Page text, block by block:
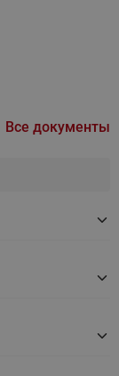
Все документы